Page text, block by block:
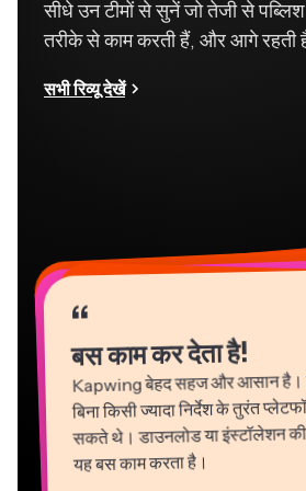
सीधे उन टीमों से सुनें जो तेजी से
तरीके से काम करती हैं, और आगे रहती
सभी रिव्यू देखें
“
बस काम कर देता है!
Kapwing बेहद सहज और आसान है।
बिना किसी ज्यादा निर्देश के तुरंत
सकते थे। डाउनलोड या इंस्टॉलेशन
यह बस काम करता है।
“
“
“
“
“
“